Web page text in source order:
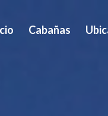
Cabañas